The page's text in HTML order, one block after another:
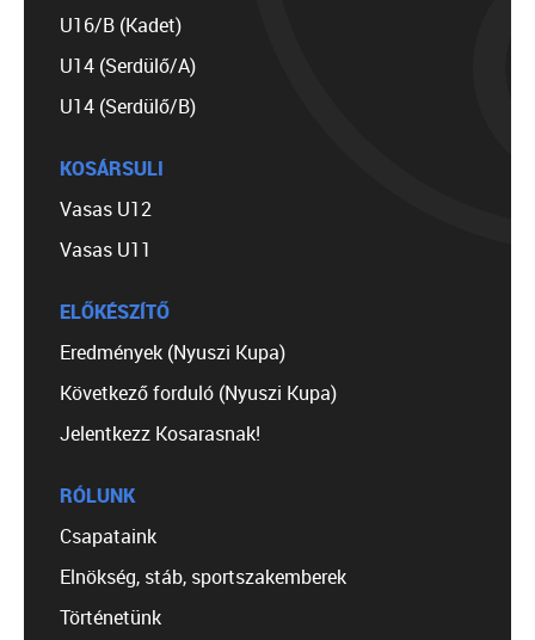
U16/B (Kadet)
U14 (Serdülő/A)
U14 (Serdülő/B)
KOSÁRSULI
Vasas U12
Vasas U11
ELŐKÉSZÍTŐ
Eredmények (Nyuszi Kupa)
Következő forduló (Nyuszi Kupa)
Jelentkezz Kosarasnak!
RÓLUNK
Csapataink
Elnökség, stáb, sportszakemberek
Történetünk